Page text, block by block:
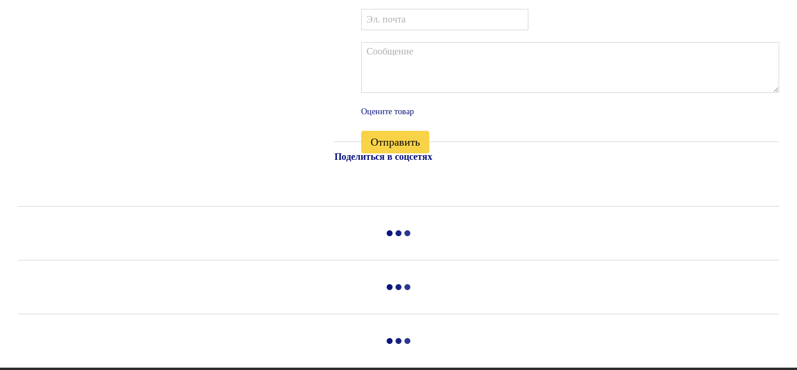
Оцените товар
Отправить
Поделиться в соцсетях